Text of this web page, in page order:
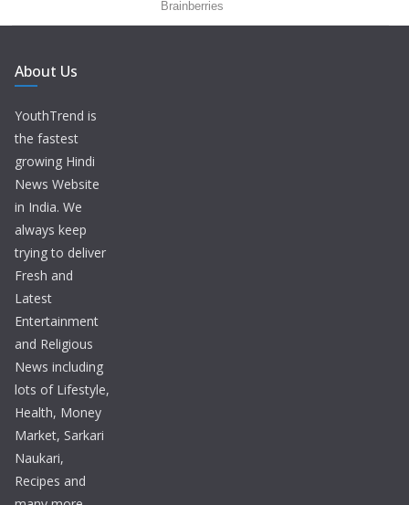
About Us
YouthTrend is
the fastest
growing Hindi
News Website
in India. We
always keep
trying to deliver
Fresh and
Latest
Entertainment
and Religious
News including
lots of Lifestyle,
Health, Money
Market, Sarkari
Naukari,
Recipes and